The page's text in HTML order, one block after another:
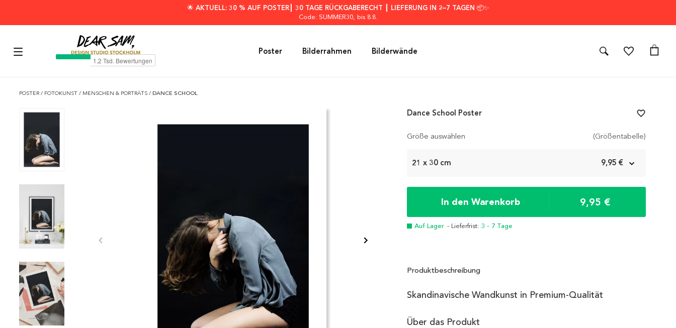
🌟 AKTUELL: 30 % AUF POSTER┃ 30 TAGE RÜCKGABERECHT ┃ LIEFERUNG IN 2–7 TAGEN 📦✨
Code: SUMMER30, bis 8.8.
Poster Bilderrahmen Bilderwände
POSTER / FOTOKUNST / MENSCHEN & PORTRÄTS / DANCE SCHOOL
Größe auswählen (Größentabelle)
21 x 30 cm 9,95 €
In den Warenkorb 9,95 €
Auf Lager - Lieferfrist: 3 - 7 Tage
Dance School Poster favorite_border
Produktbeschreibung
Skandinavische Wandkunst in Premium-Qualität
Über das Produkt